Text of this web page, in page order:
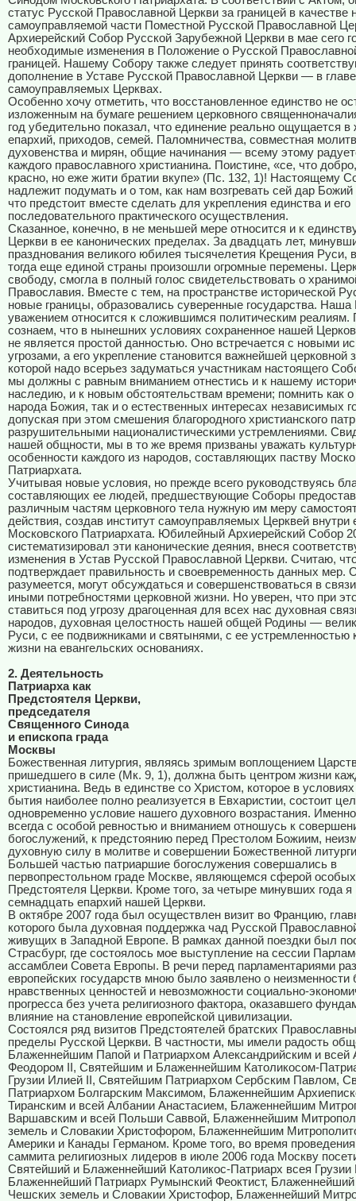
статус Русской Православной Церкви за границей в качестве
самоуправляемой части Поместной Русской Православной
Архиерейский Собор Русской Зарубежной Церкви в мае сего
необходимые изменения в Положение о Русской
границей. Нашему Собору также следует принять
дополнение в Уставе Русской Православной Церкви — в
самоуправляемых Церквах.
Особенно хочу отметить, что восстановленное единство не
изложенным на бумаге решением церковного
год убедительно показал, что единение реально ощущается в
епархий, приходов, семей. Паломничества, совместная
духовенства и мирян, общие начинания — всему этому
каждого православного христианина. Поистине, «се, что
красно, но еже жити братии вкупе» (Пс. 132, 1)! Настоящему
надлежит подумать и о том, как нам возгревать сей дар
что предстоит вместе сделать для укрепления единства и его
последовательного практического осуществления.
Сказанное, конечно, в не меньшей мере относится и к
Церкви в ее канонических пределах. За двадцать лет,
празднования великого юбилея тысячелетия Крещения Руси,
тогда еще единой страны произошли огромные перемены.
свободу, смогла в полный голос свидетельствовать о
Православия. Вместе с тем, на пространстве исторической
новые границы, образовались суверенные государства. Наша
уважением относится к сложившимся политическим
сознаем, что в нынешних условиях сохраненное нашей
не является простой данностью. Оно встречается с новыми
угрозами, а его укрепление становится важнейшей церковной
которой надо всерьез задуматься участникам настоящего
мы должны с равным вниманием отнестись и к нашему
наследию, и к новым обстоятельствам времени; помнить как о
народа Божия, так и о естественных интересах независимых
допуская при этом смешения благородного христианского
разрушительными националистическими устремлениями.
нашей общности, мы в то же время призваны уважать
особенности каждого из народов, составляющих паству
Патриархата.
Учитывая новые условия, но прежде всего руководствуясь
составляющих ее людей, предшествующие Соборы
различным частям церковного тела нужную им меру
действия, создав институт самоуправляемых Церквей внутри
Московского Патриархата. Юбилейный Архиерейский Собор
систематизировал эти канонические деяния, внеся
изменения в Устав Русской Православной Церкви. Считаю,
подтверждает правильность и своевременность данных мер.
разумеется, могут обсуждаться и совершенствоваться в
иными потребностями церковной жизни. Но уверен, что при
ставиться под угрозу драгоценная для всех нас духовная
народов, духовная целостность нашей общей Родины —
Руси, с ее подвижниками и святынями, с ее устремленностью
жизни на евангельских основаниях.
2. Деятельность
Патриарха как
Предстоятеля Церкви,
председателя
Священного Синода
и епископа града
Москвы
Божественная литургия, являясь зримым воплощением
пришедшего в силе (Мк. 9, 1), должна быть центром жизни
христианина. Ведь в единстве со Христом, которое в условиях
бытия наиболее полно реализуется в Евхаристии, состоит
одновременно условие нашего духовного возрастания.
всегда с особой ревностью и вниманием отношусь к
богослужений, к предстоянию перед Престолом Божиим,
духовную силу в молитве и совершении Божественной
Большей частью патриаршие богослужения совершались в
первопрестольном граде Москве, являющемся сферой
Предстоятеля Церкви. Кроме того, за четыре минувших года я
семнадцать епархий нашей Церкви.
В октябре 2007 года был осуществлен визит во Францию,
которого была духовная поддержка чад Русской
живущих в Западной Европе. В рамках данной поездки был
Страсбург, где состоялось мое выступление на сессии
ассамблеи Совета Европы. В речи перед парламентариями
европейских государств мною было заявлено о неизменности
нравственных ценностей и невозможности социально-
прогресса без учета религиозного фактора, оказавшего
влияние на становление европейской цивилизации.
Состоялся ряд визитов Предстоятелей братских
пределы Русской Церкви. В частности, мы имели радость
Блаженнейшим Папой и Патриархом Александрийским и всей
Феодором II, Святейшим и Блаженнейшим Католикосом-
Грузии Илией II, Святейшим Патриархом Сербским Павлом,
Патриархом Болгарским Максимом, Блаженнейшим
Тиранским и всей Албании Анастасием, Блаженнейшим
Варшавским и всей Польши Саввой, Блаженнейшим
земель и Словакии Христофором, Блаженнейшим
Америки и Канады Германом. Кроме того, во время
саммита религиозных лидеров в июле 2006 года Москву
Святейший и Блаженнейший Католикос-Патриарх всея Грузии
Блаженнейший Патриарх Румынский Феоктист,
Чешских земель и Словакии Христофор, Блаженнейший